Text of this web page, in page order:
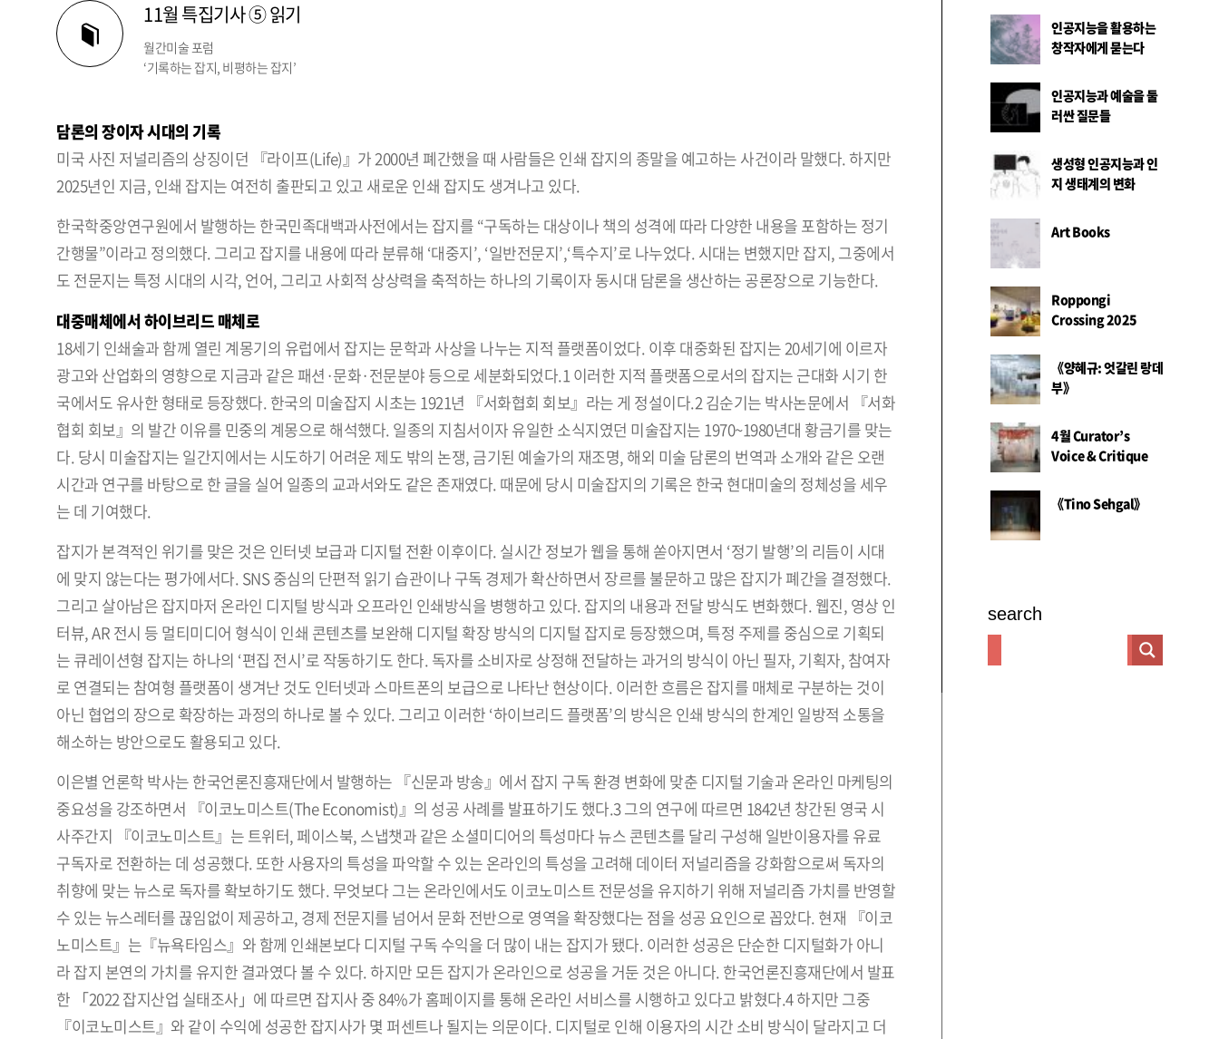
11월 특집기사 ⑤ 읽기
월간미술 포럼
‘기록하는 잡지, 비평하는 잡지’
담론의 장이자 시대의 기록
미국 사진 저널리즘의 상징이던 『라이프(Life)』가 2000년 폐간했을 때 사람들은 인쇄 잡지의 종말을 예고하는 사건이라 말했다. 하지만
2025년인 지금, 인쇄 잡지는 여전히 출판되고 있고 새로운 인쇄 잡지도 생겨나고 있다.
한국학중앙연구원에서 발행하는 한국민족대백과사전에서는 잡지를 “구독하는 대상이나 책의 성격에 따라 다양한 내용을 포함하는 정기
간행물”이라고 정의했다. 그리고 잡지를 내용에 따라 분류해 ‘대중지’, ‘일반전문지’,‘특수지’로 나누었다. 시대는 변했지만 잡지, 그중에서
도 전문지는 특정 시대의 시각, 언어, 그리고 사회적 상상력을 축적하는 하나의 기록이자 동시대 담론을 생산하는 공론장으로 기능한다.
대중매체에서 하이브리드 매체로
18세기 인쇄술과 함께 열린 계몽기의 유럽에서 잡지는 문학과 사상을 나누는 지적 플랫폼이었다. 이후 대중화된 잡지는 20세기에 이르자
광고와 산업화의 영향으로 지금과 같은 패션·문화·전문분야 등으로 세분화되었다.1 이러한 지적 플랫폼으로서의 잡지는 근대화 시기 한
국에서도 유사한 형태로 등장했다. 한국의 미술잡지 시초는 1921년 『서화협회 회보』라는 게 정설이다.2 김순기는 박사논문에서 『서화
협회 회보』의 발간 이유를 민중의 계몽으로 해석했다. 일종의 지침서이자 유일한 소식지였던 미술잡지는 1970~1980년대 황금기를 맞는
다. 당시 미술잡지는 일간지에서는 시도하기 어려운 제도 밖의 논쟁, 금기된 예술가의 재조명, 해외 미술 담론의 번역과 소개와 같은 오랜
시간과 연구를 바탕으로 한 글을 실어 일종의 교과서와도 같은 존재였다. 때문에 당시 미술잡지의 기록은 한국 현대미술의 정체성을 세우
는 데 기여했다.
잡지가 본격적인 위기를 맞은 것은 인터넷 보급과 디지털 전환 이후이다. 실시간 정보가 웹을 통해 쏟아지면서 ‘정기 발행’의 리듬이 시대
에 맞지 않는다는 평가에서다. SNS 중심의 단편적 읽기 습관이나 구독 경제가 확산하면서 장르를 불문하고 많은 잡지가 폐간을 결정했다.
그리고 살아남은 잡지마저 온라인 디지털 방식과 오프라인 인쇄방식을 병행하고 있다. 잡지의 내용과 전달 방식도 변화했다. 웹진, 영상 인
터뷰, AR 전시 등 멀티미디어 형식이 인쇄 콘텐츠를 보완해 디지털 확장 방식의 디지털 잡지로 등장했으며, 특정 주제를 중심으로 기획되
는 큐레이션형 잡지는 하나의 ‘편집 전시’로 작동하기도 한다. 독자를 소비자로 상정해 전달하는 과거의 방식이 아닌 필자, 기획자, 참여자
로 연결되는 참여형 플랫폼이 생겨난 것도 인터넷과 스마트폰의 보급으로 나타난 현상이다. 이러한 흐름은 잡지를 매체로 구분하는 것이
아닌 협업의 장으로 확장하는 과정의 하나로 볼 수 있다. 그리고 이러한 ‘하이브리드 플랫폼’의 방식은 인쇄 방식의 한계인 일방적 소통을
해소하는 방안으로도 활용되고 있다.
이은별 언론학 박사는 한국언론진흥재단에서 발행하는 『신문과 방송』에서 잡지 구독 환경 변화에 맞춘 디지털 기술과 온라인 마케팅의
중요성을 강조하면서 『이코노미스트(The Economist)』의 성공 사례를 발표하기도 했다.3 그의 연구에 따르면 1842년 창간된 영국 시
사주간지 『이코노미스트』는 트위터, 페이스북, 스냅챗과 같은 소셜미디어의 특성마다 뉴스 콘텐츠를 달리 구성해 일반이용자를 유료
구독자로 전환하는 데 성공했다. 또한 사용자의 특성을 파악할 수 있는 온라인의 특성을 고려해 데이터 저널리즘을 강화함으로써 독자의
취향에 맞는 뉴스로 독자를 확보하기도 했다. 무엇보다 그는 온라인에서도 이코노미스트 전문성을 유지하기 위해 저널리즘 가치를 반영할
수 있는 뉴스레터를 끊임없이 제공하고, 경제 전문지를 넘어서 문화 전반으로 영역을 확장했다는 점을 성공 요인으로 꼽았다. 현재 『이코
노미스트』는『뉴욕타임스』와 함께 인쇄본보다 디지털 구독 수익을 더 많이 내는 잡지가 됐다. 이러한 성공은 단순한 디지털화가 아니
라 잡지 본연의 가치를 유지한 결과였다 볼 수 있다. 하지만 모든 잡지가 온라인으로 성공을 거둔 것은 아니다. 한국언론진흥재단에서 발표
한 「2022 잡지산업 실태조사」에 따르면 잡지사 중 84%가 홈페이지를 통해 온라인 서비스를 시행하고 있다고 밝혔다.4 하지만 그중
『이코노미스트』와 같이 수익에 성공한 잡지사가 몇 퍼센트나 될지는 의문이다. 디지털로 인해 이용자의 시간 소비 방식이 달라지고 더
인공지능을 활용하는
창작자에게 묻는다
인공지능과 예술을 둘
러싼 질문들
생성형 인공지능과 인
지 생태계의 변화
Art Books
Roppongi
Crossing 2025
《양혜규: 엇갈린 랑데
부》
4월 Curator’s
Voice & Critique
《Tino Sehgal》
search